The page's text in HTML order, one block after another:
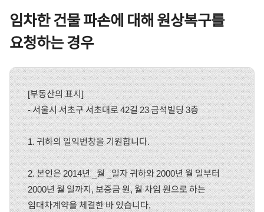
임차한 건물 파손에 대해 원상복구를
요청하는 경우
[부동산의 표시]
- 서울시 서초구 서초대로 42길 23 금석빌딩 3층
1. 귀하의 일익번창을 기원합니다.
2. 본인은 2014년 _월 _일자 귀하와 2000년 월 일부터
2000년 월 일까지, 보증금 원, 월 차임 원으로 하는
임대차계약을 체결한 바 있습니다.